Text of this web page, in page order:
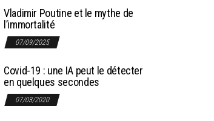
Vladimir Poutine et le mythe de
l’immortalité
07/09/2025
Covid-19 : une IA peut le détecter
en quelques secondes
07/03/2020